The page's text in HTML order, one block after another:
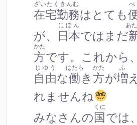
在宅勤務
ざいたくきんむ
はとても
べ
が、
日本
にほん
ではまだ
あ
方
かた
です。これから
自由
じゆう
な働
はたら
き 方
かた
が増
ふ
れませんね
みなさんの国
くに
では、